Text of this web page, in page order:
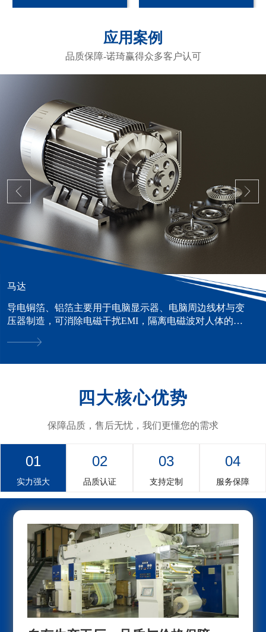
应用案例
品质保障-诺琦赢得众多客户认可
马达
导电铜箔、铝箔主要用于电脑显示器、电脑周边线材与变
压器制造，可消除电磁干扰EMI，隔离电磁波对人体的危
四大核心优势
保障品质，售后无忧，我们更懂您的需求
01
实力强大
02
品质认证
03
支持定制
04
服务保障